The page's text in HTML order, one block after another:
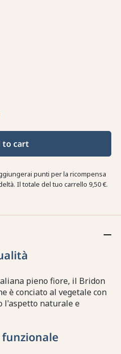
to cart
punti per la ricompensa
Il totale del tuo carrello 9,50 €.
pieno fiore, il Bridon
è conciato al vegetale con
l'aspetto naturale e